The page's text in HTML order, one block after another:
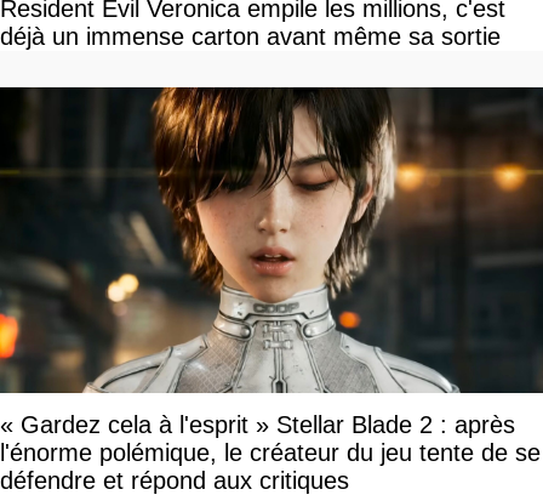
Resident Evil Veronica empile les millions, c'est
déjà un immense carton avant même sa sortie
« Gardez cela à l'esprit » Stellar Blade 2 : après
l'énorme polémique, le créateur du jeu tente de se
défendre et répond aux critiques